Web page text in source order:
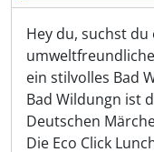
Hey du, suchst
ein stilvolles Bad
Bad Wildungn ist
Deutschen
Die Eco Click
Trommeln,
Truhen & Kisten (30)
Umhängetaschen